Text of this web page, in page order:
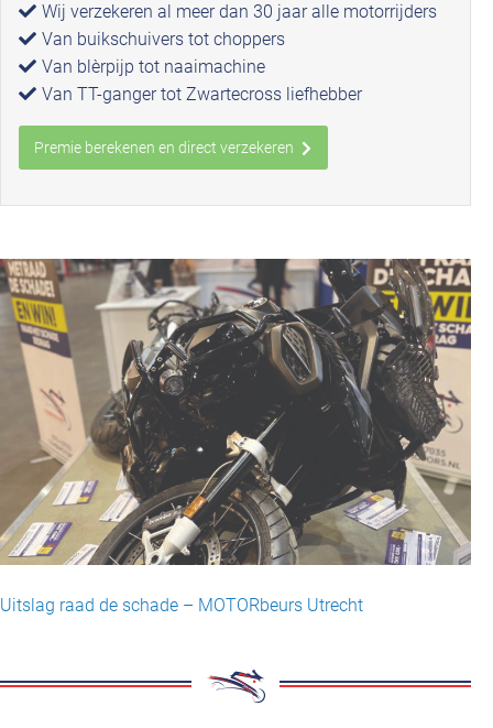
Wij verzekeren al meer dan 30 jaar alle motorrijders
Van buikschuivers tot choppers
Van blèrpijp tot naaimachine
Van TT-ganger tot Zwartecross liefhebber
Premie berekenen en direct verzekeren
Uitslag raad de schade – MOTORbeurs Utrecht